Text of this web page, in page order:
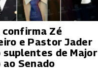
confirma Zé
e Pastor Jader
suplentes de Major
ao Senado